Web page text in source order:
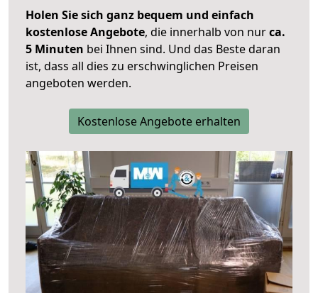
Holen Sie sich ganz bequem und einfach
kostenlose Angebote, die innerhalb von nurca.
5 Minuten bei Ihnen sind. Und das Beste daran
ist, dass all dies zu erschwinglichen Preisen
angeboten werden.
Kostenlose Angebote erhalten